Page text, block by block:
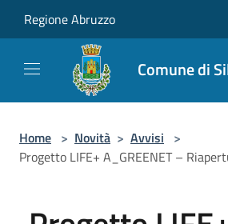
Regione Abruzzo
Comune di
Home > Novità > Avvisi >
Progetto LIFE+ A_GREENET –